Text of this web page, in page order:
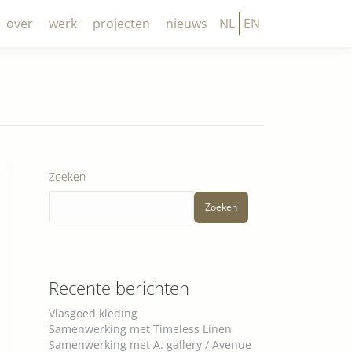
over werk projecten nieuws NL EN
Zoeken
Zoeken
Recente berichten
Vlasgoed kleding
Samenwerking met Timeless Linen
Samenwerking met A. gallery / Avenue